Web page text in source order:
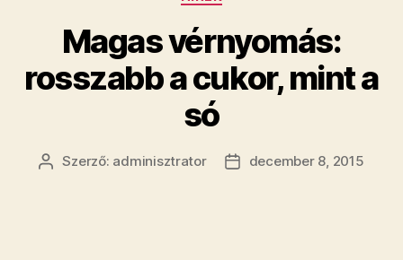
Magas vérnyomás:
rosszabb a cukor, mint a
só
Bejegyzés
Szerző: adminisztrator
Bejegyzés
december 8, 2015